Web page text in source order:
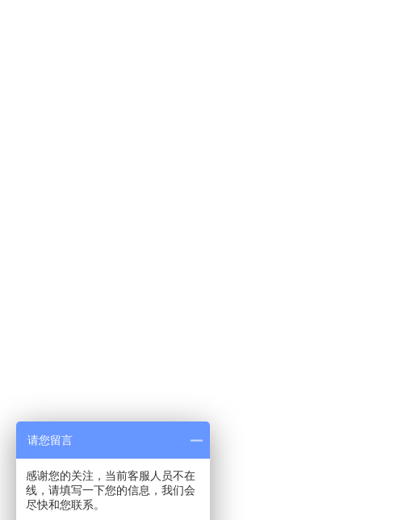
请您留言
感谢您的关注，当前客服人员不在
线，请填写一下您的信息，我们会
尽快和您联系。